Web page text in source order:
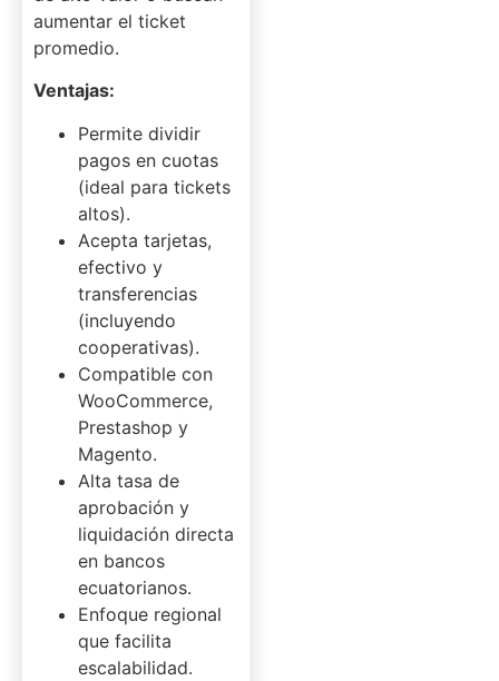
aumentar el ticket
promedio.
Ventajas:
Permite dividir
pagos en cuotas
(ideal para tickets
altos).
Acepta tarjetas,
efectivo y
transferencias
(incluyendo
cooperativas).
Compatible con
WooCommerce,
Prestashop y
Magento.
Alta tasa de
aprobación y
liquidación directa
en bancos
ecuatorianos.
Enfoque regional
que facilita
escalabilidad.